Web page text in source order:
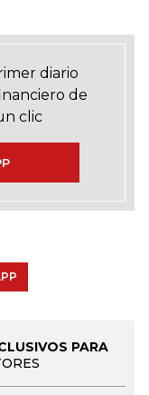
diario
de
clic
PARA